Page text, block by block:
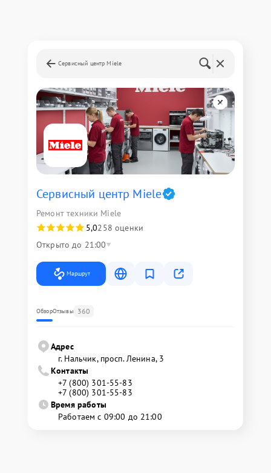
Сервисный центр Miele
Сервисный центр Miele
Ремонт техники Miele
5,0258 оценки
Открыто до 21:00
Маршрут
ОбзорОтзывы 360
Адрес
г. Нальчик, просп. Ленина, 3
Контакты
+7 (800) 301-55-83
+7 (800) 301-55-83
Время работы
Работаем с 09:00 до 21:00